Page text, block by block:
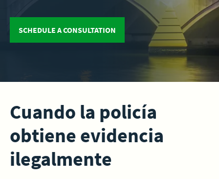
SCHEDULE A CONSULTATION
Cuando la policía
obtiene evidencia
ilegalmente